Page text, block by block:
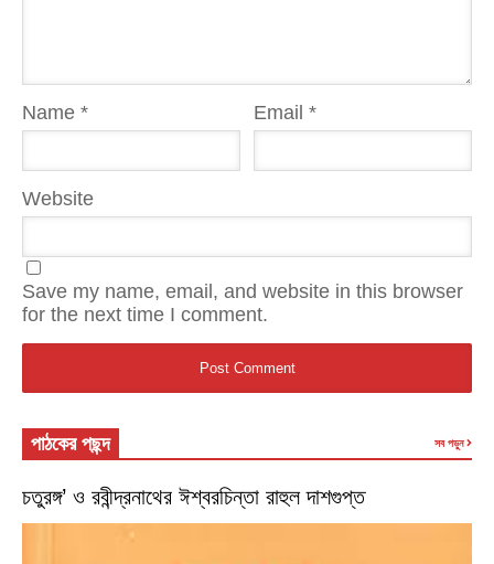
Name * Email*
Website
Save my name, email, and website in this browser
for the next time I comment.
পাঠকের পছন্দ সব পড়ুন
চতুরঙ্গ’ ও রবীন্দ্রনাথের ঈশ্বরচিন্তা রাহুল দাশগুপ্ত